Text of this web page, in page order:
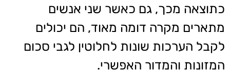
כתוצאה מכך, גם כאשר שני אנשים
מתארים מקרה דומה מאוד, הם יכולים
לקבל הערכות שונות לחלוטין לגבי סכום
המזונות והמדור האפשרי.